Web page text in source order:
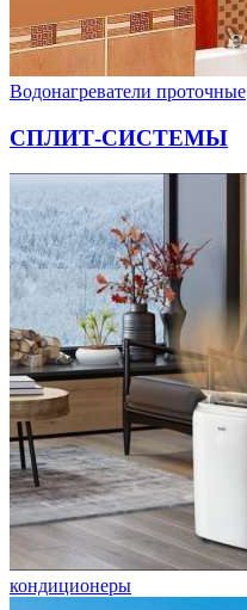
Водонагреватели проточные
СПЛИТ-СИСТЕМЫ
кондиционеры